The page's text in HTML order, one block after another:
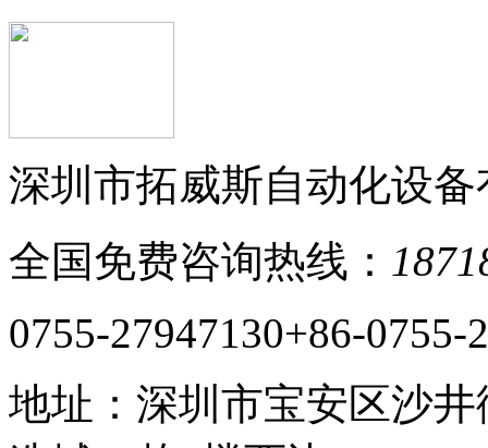
深圳市拓威斯自动化设
全国免费咨询热线：
0755-27947130+86-0755-
地址：深圳市宝安区沙